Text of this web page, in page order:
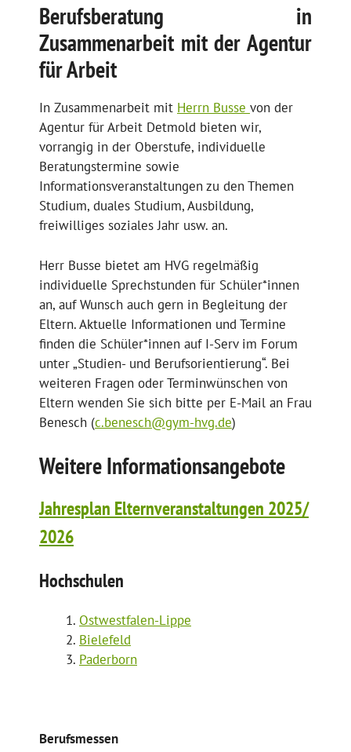
Berufsberatung in
Zusammenarbeit mit der Agentur
für Arbeit
In Zusammenarbeit mit Herrn Busse von der
Agentur für Arbeit Detmold bieten wir,
vorrangig in der Oberstufe, individuelle
Beratungstermine sowie
Informationsveranstaltungen zu den Themen
Studium, duales Studium, Ausbildung,
freiwilliges soziales Jahr usw. an.
Herr Busse bietet am HVG regelmäßig
individuelle Sprechstunden für Schüler*innen
an, auf Wunsch auch gern in Begleitung der
Eltern. Aktuelle Informationen und Termine
finden die Schüler*innen auf I-Serv im Forum
unter „Studien- und Berufsorientierung“. Bei
weiteren Fragen oder Terminwünschen von
Eltern wenden Sie sich bitte per E-Mail an Frau
Benesch (c.benesch@gym-hvg.de)
Weitere Informationsangebote
Jahresplan Elternveranstaltungen 2025/
2026
Hochschulen
Ostwestfalen-Lippe
Bielefeld
Paderborn
Berufsmessen